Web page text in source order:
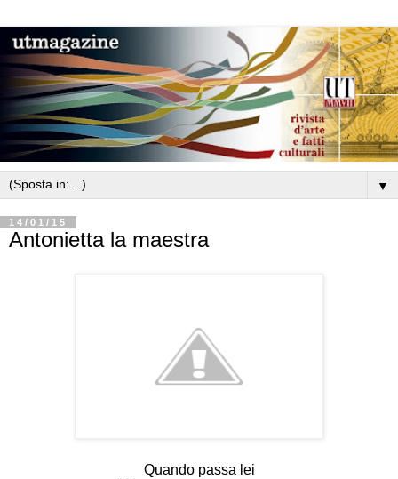
▼
14/01/15
Antonietta la maestra
Quando passa lei